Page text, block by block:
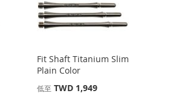
藏
夾
較
Fit Shaft Titanium Slim
Plain Color
低至 TWD 1,949